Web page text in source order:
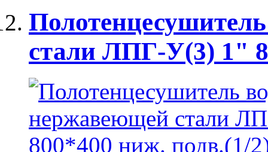
стали ЛПГ-У(3) 1"